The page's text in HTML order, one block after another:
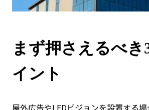
まず押さえるべき
イント
屋外広告やLEDビジョンを設置する場